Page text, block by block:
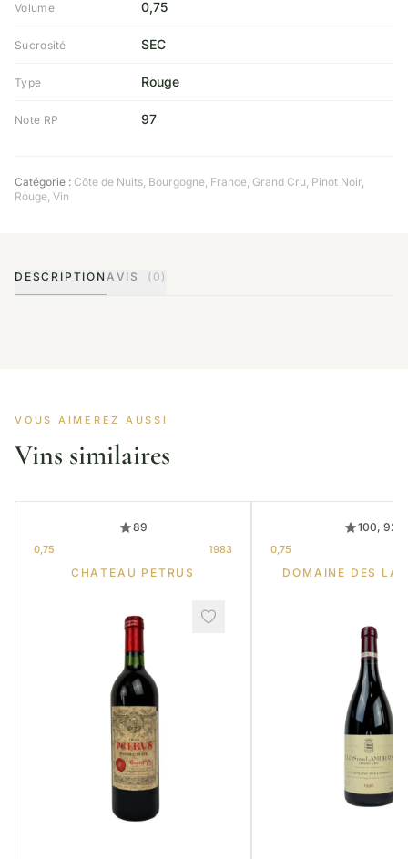
Volume 0,75
Sucrosité SEC
Type Rouge
Note RP 97
Catégorie : Côte de Nuits, Bourgogne, France, Grand Cru, Pinot Noir,
Rouge, Vin
DESCRIPTION AVIS (0)
VOUS AIMEREZ AUSSI
Vins similaires
89
0,75 1983
CHATEAU PETRUS
100, 92
0,75
DOMAINE DES